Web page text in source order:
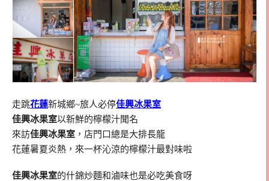
走跳花蓮新城鄉~旅人必停佳興冰果室
佳興冰果室以新鮮的檸檬汁聞名
來訪佳興冰果室 ，店門口總是大排長龍
花蓮暑夏炎熱，來一杯沁涼的檸檬汁最對味啦
佳興冰果室的什錦炒麵和滷味也是必吃美食呀